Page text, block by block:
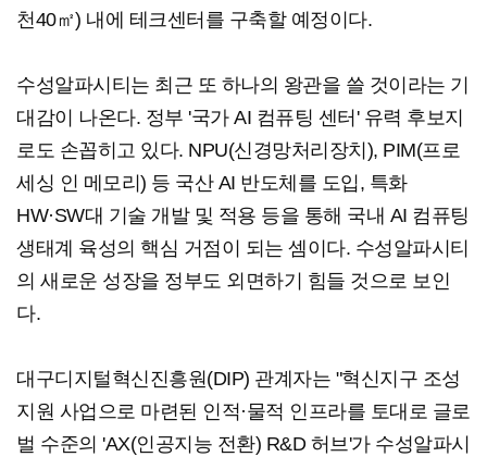
천40㎡) 내에 테크센터를 구축할 예정이다.
수성알파시티는 최근 또 하나의 왕관을 쓸 것이라는 기
대감이 나온다. 정부 '국가 AI 컴퓨팅 센터' 유력 후보지
로도 손꼽히고 있다. NPU(신경망처리장치), PIM(프로
세싱 인 메모리) 등 국산 AI 반도체를 도입, 특화
HW·SW대 기술 개발 및 적용 등을 통해 국내 AI 컴퓨팅
생태계 육성의 핵심 거점이 되는 셈이다. 수성알파시티
의 새로운 성장을 정부도 외면하기 힘들 것으로 보인
다.
대구디지털혁신진흥원(DIP) 관계자는 "혁신지구 조성
지원 사업으로 마련된 인적·물적 인프라를 토대로 글로
벌 수준의 'AX(인공지능 전환) R&D 허브'가 수성알파시